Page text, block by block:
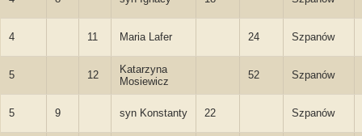
4 11 Maria Lafer 24 Szpanów
5 12
Katarzyna
Mosiewicz
52 Szpanów
5 9 syn Konstanty 22 Szpanów